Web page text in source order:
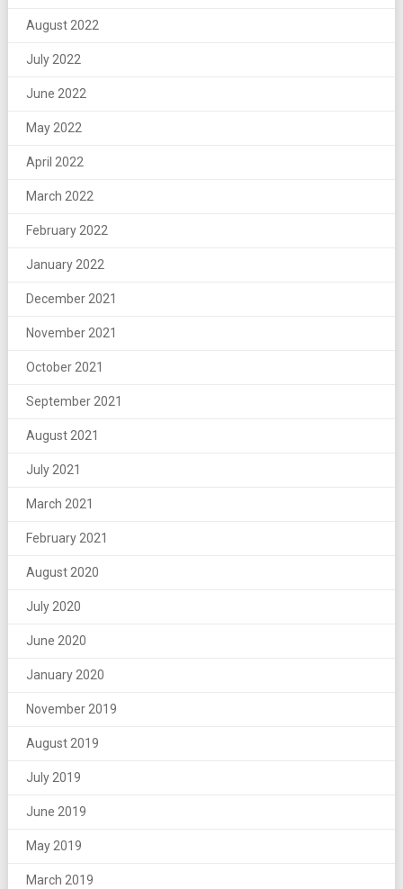
August 2022
July 2022
June 2022
May 2022
April 2022
March 2022
February 2022
January 2022
December 2021
November 2021
October 2021
September 2021
August 2021
July 2021
March 2021
February 2021
August 2020
July 2020
June 2020
January 2020
November 2019
August 2019
July 2019
June 2019
May 2019
March 2019